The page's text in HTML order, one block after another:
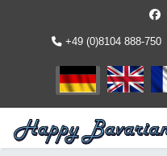
+49 (0)8104 888-750
Sprache auswählen